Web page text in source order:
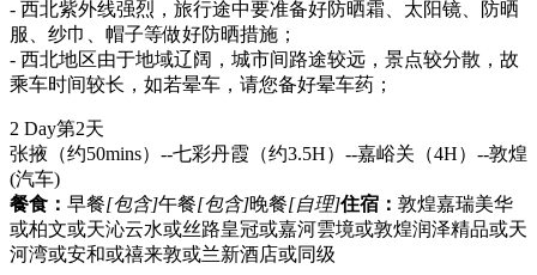
- 西北紫外线强烈，旅行途中要准备好防晒霜、太阳镜、防晒
服、纱巾、帽子等做好防晒措施；
- 西北地区由于地域辽阔，城市间路途较远，景点较分散，故
乘车时间较长，如若晕车，请您备好晕车药；
2 Day第2天
张掖（约50mins）--七彩丹霞（约3.5H）--嘉峪关（4H）--敦煌
(汽车)
餐食： 早餐[包含]午餐[包含]晚餐[自理]住宿： 敦煌嘉瑞美华
或柏文或天沁云水或丝路皇冠或嘉河雲境或敦煌润泽精品或天
河湾或安和或禧来敦或兰新酒店或同级